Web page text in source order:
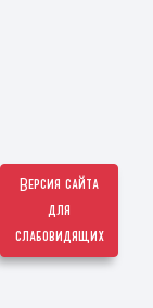
Версия сайта
для
слабовидящих